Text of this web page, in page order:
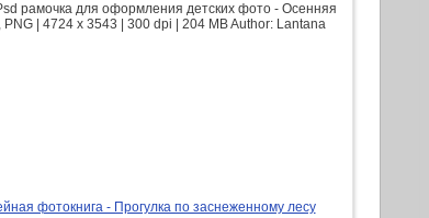
рамочка для оформления детских фото - Осенняя
PNG | 4724 x 3543 | 300 dpi | 204 MB Author: Lantana
фотокнига - Прогулка по заснеженному лесу